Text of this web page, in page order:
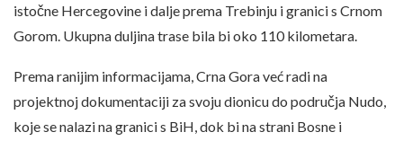
istočne Hercegovine i dalje prema Trebinju i granici s Crnom
Gorom. Ukupna duljina trase bila bi oko 110 kilometara.
Prema ranijim informacijama, Crna Gora već radi na
projektnoj dokumentaciji za svoju dionicu do područja Nudo,
koje se nalazi na granici s BiH, dok bi na strani Bosne i